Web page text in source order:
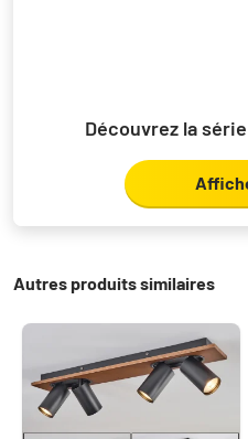
Découvrez la
Autres produits similaires